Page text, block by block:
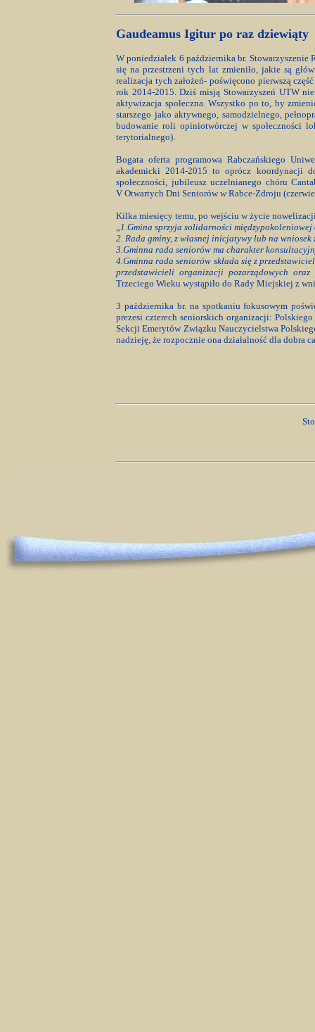
Gaudeamus Igitur po raz dziewiąty
W poniedziałek 6 października br.
się na przestrzeni tych lat zmieniło, jakie są
realizacja tych założeń- poświęcono pierwszą
rok 2014-2015. Dziś misją Stowarzyszeń UTW
aktywizacja społeczna. Wszystko po to, by
starszego jako aktywnego, samodzielnego,
budowanie roli opiniotwórczej w społeczności
terytorialnego).
Bogata oferta programowa Rabczańskiego
akademicki 2014-2015 to oprócz koordynacji
społeczności, jubileusz uczelnianego chóru
V Otwartych Dni Seniorów w Rabce-Zdroju
Kilka miesięcy temu, po wejściu w życie
„1.Gmina sprzyja solidarności
2. Rada gminy, z własnej inicjatywy lub na
3.Gminna rada seniorów ma charakter
4.Gminna rada seniorów składa się z
przedstawicieli organizacji pozarządowych
Trzeciego Wieku wystąpiło do Rady Miejskiej z
3 października br. na spotkaniu fokusowym
prezesi czterech seniorskich organizacji:
Sekcji Emerytów Związku Nauczycielstwa
nadzieję, że rozpocznie ona działalność dla dobra